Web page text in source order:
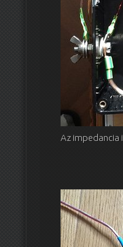
Az impedancia